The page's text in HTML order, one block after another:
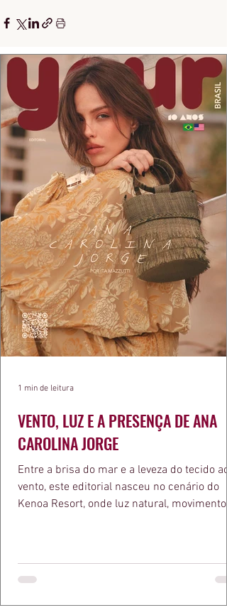
VENTO, LUZ E A PRESENÇA DE ANA
CAROLINA JORGE
Entre a brisa do mar e a leveza do tecido ao
vento, este editorial nasceu no cenário do
Kenoa Resort, onde luz natural, movimento e
algo de intemporal em vestir o vento e
1 min de leitura